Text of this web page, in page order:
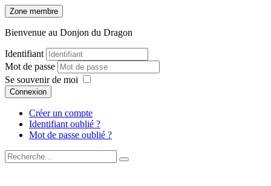
Zone membre
Bienvenue au Donjon du Dragon
Identifiant
Mot de passe
Se souvenir de moi
Connexion
Créer un compte
Identifiant oublié ?
Mot de passe oublié ?